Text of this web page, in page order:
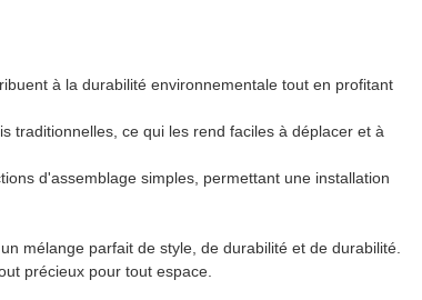
à la durabilité environnementale tout en profitant
traditionnelles, ce qui les rend faciles à déplacer et à
d'assemblage simples, permettant une installation
mélange parfait de style, de durabilité et de durabilité.
précieux pour tout espace.